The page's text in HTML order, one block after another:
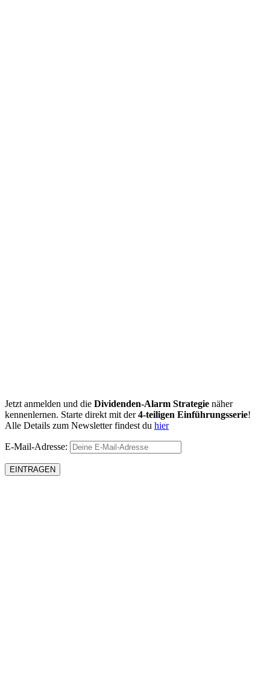
Jetzt anmelden und die Dividenden-Alarm Strategie näher
kennenlernen. Starte direkt mit der4-teiligen Einführungsserie!
Alle Details zum Newsletter findest du hier
E-Mail-Adresse: